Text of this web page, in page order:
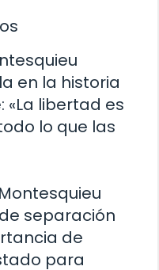
en la historia
«La libertad es
lo que las
separación
de
para